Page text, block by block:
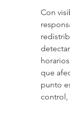
Con
que
punto
control,